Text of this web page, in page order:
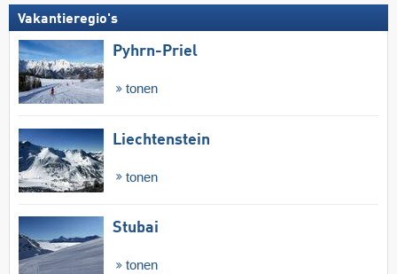
Vakantieregio's
Pyhrn-Priel
tonen
Liechtenstein
tonen
Stubai
tonen